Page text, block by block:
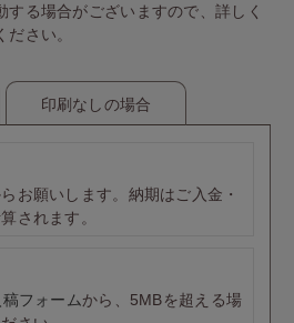
る場合がございますので、詳しく
さい。
印刷なしの場合
お願いします。納期はご入金・
されます。
稿フォームから、5MBを超える場